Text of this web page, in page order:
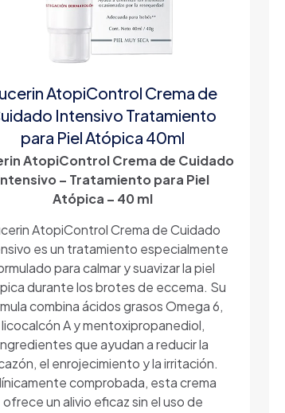
AtopiControl Crema de
Intensivo Tratamiento
para Piel Atópica 40ml
AtopiControl Crema de Cuidado
– Tratamiento para Piel
Atópica – 40 ml
AtopiControl Crema de Cuidado
es un tratamiento especialmente
para calmar y suavizar la piel
durante los brotes de eccema. Su
combina ácidos grasos Omega 6,
licocalcón A y mentoxipropanediol,
que ayudan a reducir la
el enrojecimiento y la irritación.
comprobada, esta crema
ofrece un alivio eficaz sin el uso de